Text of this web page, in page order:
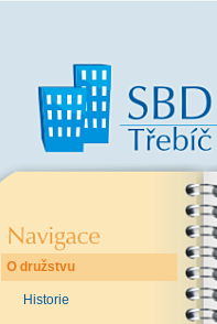
O družstvu
Historie